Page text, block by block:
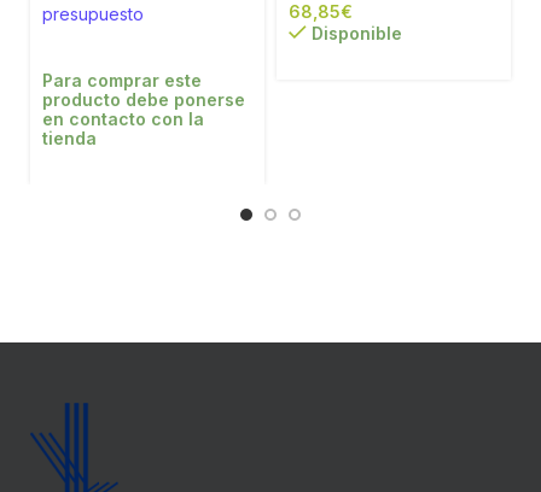
presupuesto
Para comprar este
producto debe ponerse
en contacto con la
tienda
€
Disponible